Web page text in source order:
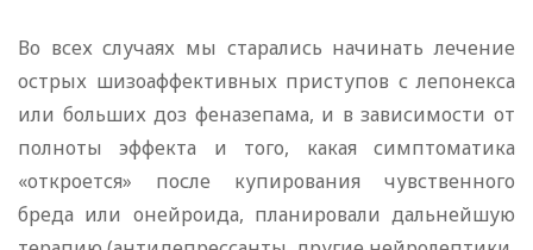
Во всех случаях мы старались начинать лечение
острых шизоаффективных приступов с лепонекса
или больших доз феназепама, и в зависимости от
полноты эффекта и того, какая симптоматика
«откроется» после купирования чувственного
бреда или онейроида, планировали дальнейшую